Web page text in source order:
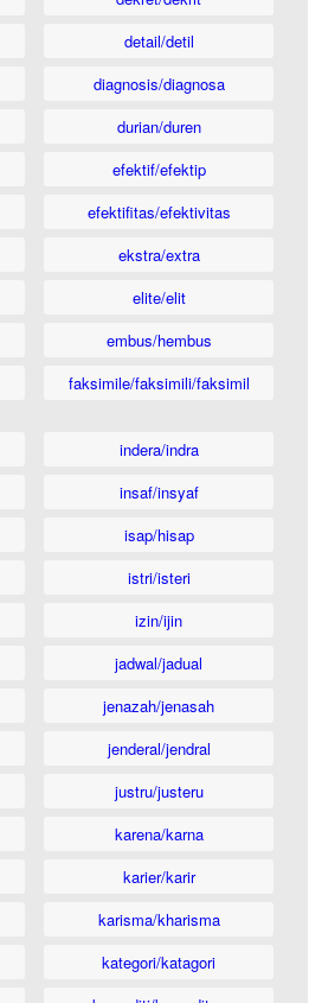
detail/detil
diagnosis/diagnosa
durian/duren
efektif/efektip
efektifitas/efektivitas
ekstra/extra
elite/elit
embus/hembus
faksimile/faksimili/faksimil
indera/indra
insaf/insyaf
isap/hisap
istri/isteri
izin/ijin
jadwal/jadual
jenazah/jenasah
jenderal/jendral
justru/justeru
karena/karna
karier/karir
karisma/kharisma
kategori/katagori